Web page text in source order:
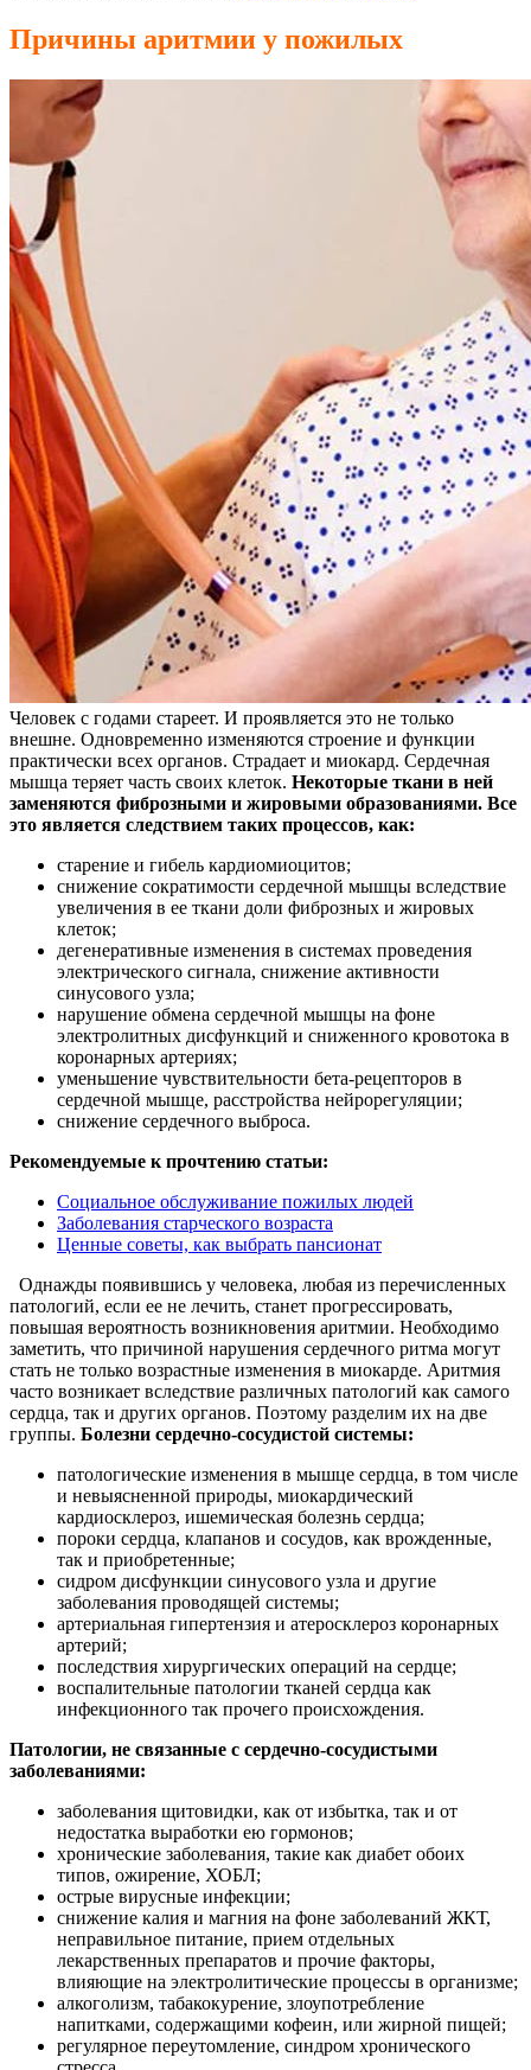
Причины аритмии у пожилых
Человек с годами стареет. И проявляется это не только
внешне. Одновременно изменяются строение и функции
практически всех органов. Страдает и миокард. Сердечная
мышца теряет часть своих клеток. Некоторые ткани в ней
заменяются фиброзными и жировыми образованиями. Все
это является следствием таких процессов, как:
старение и гибель кардиомиоцитов;
снижение сократимости сердечной мышцы вследствие
увеличения в ее ткани доли фиброзных и жировых
клеток;
дегенеративные изменения в системах проведения
электрического сигнала, снижение активности
синусового узла;
нарушение обмена сердечной мышцы на фоне
электролитных дисфункций и сниженного кровотока в
коронарных артериях;
уменьшение чувствительности бета-рецепторов в
сердечной мышце, расстройства нейрорегуляции;
снижение сердечного выброса.
Рекомендуемые к прочтению статьи:
Социальное обслуживание пожилых людей
Заболевания старческого возраста
Ценные советы, как выбрать пансионат
Однажды появившись у человека, любая из перечисленных
патологий, если ее не лечить, станет прогрессировать,
повышая вероятность возникновения аритмии. Необходимо
заметить, что причиной нарушения сердечного ритма могут
стать не только возрастные изменения в миокарде. Аритмия
часто возникает вследствие различных патологий как самого
сердца, так и других органов. Поэтому разделим их на две
группы. Болезни сердечно-сосудистой системы:
патологические изменения в мышце сердца, в том числе
и невыясненной природы, миокардический
кардиосклероз, ишемическая болезнь сердца;
пороки сердца, клапанов и сосудов, как врожденные,
так и приобретенные;
сидром дисфункции синусового узла и другие
заболевания проводящей системы;
артериальная гипертензия и атеросклероз коронарных
артерий;
последствия хирургических операций на сердце;
воспалительные патологии тканей сердца как
инфекционного так прочего происхождения.
Патологии, не связанные с сердечно-сосудистыми
заболеваниями:
заболевания щитовидки, как от избытка, так и от
недостатка выработки ею гормонов;
хронические заболевания, такие как диабет обоих
типов, ожирение, ХОБЛ;
острые вирусные инфекции;
снижение калия и магния на фоне заболеваний ЖКТ,
неправильное питание, прием отдельных
лекарственных препаратов и прочие факторы,
влияющие на электролитические процессы в организме;
алкоголизм, табакокурение, злоупотребление
напитками, содержащими кофеин, или жирной пищей;
регулярное переутомление, синдром хронического